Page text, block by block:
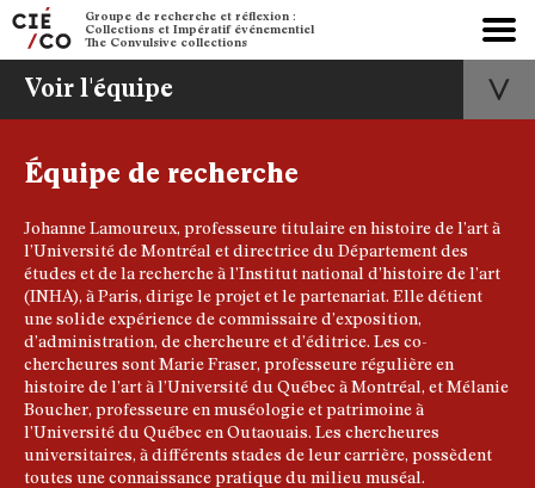
Groupe de recherche et réflexion :
Collections et Impératif événementiel
The Convulsive collections
Équipe de recherche
Johanne Lamoureux, professeure titulaire en histoire de l’art à
l’Université de Montréal et directrice du Département des
études et de la recherche à l’Institut national d’histoire de l’art
(INHA), à Paris, dirige le projet et le partenariat. Elle détient
une solide expérience de commissaire d’exposition,
d’administration, de chercheure et d’éditrice. Les co-
chercheures sont Marie Fraser, professeure régulière en
histoire de l’art à l’Université du Québec à Montréal, et Mélanie
Boucher, professeure en muséologie et patrimoine à
l’Université du Québec en Outaouais. Les chercheures
universitaires, à différents stades de leur carrière, possèdent
toutes une connaissance pratique du milieu muséal.
Voir l'équipe